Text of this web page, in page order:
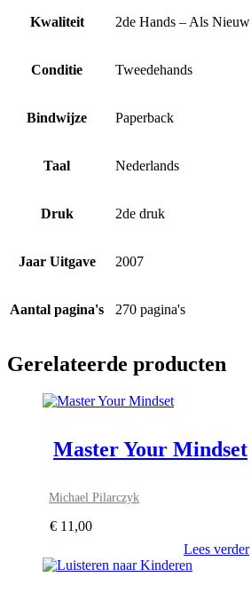
Kwaliteit 2de Hands – Als Nieuw
Conditie Tweedehands
Bindwijze Paperback
Taal Nederlands
Druk 2de druk
Jaar Uitgave 2007
Aantal pagina's 270 pagina's
Gerelateerde producten
Master Your Mindset
Michael Pilarczyk
€ 11,00
Lees verder